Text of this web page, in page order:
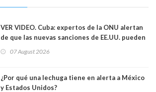
VER VIDEO. Cuba: expertos de la ONU alertan
de que las nuevas sanciones de EE.UU. pueden
07 August 2026
¿Por qué una lechuga tiene en alerta a México
y Estados Unidos?